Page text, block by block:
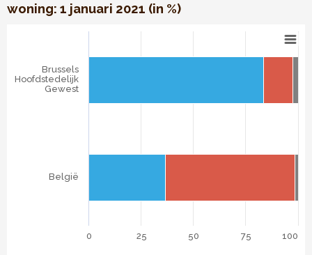
woning: 1 januari 2021 (in %)
Het woningbestand van het Brussels Hoofdstedelijk
Vergelijking tussen het Brussels Hoofdstedelijk Gewest
The chart has 1 X axis displaying categories.
The chart has 1 Y axis displaying . Data ranges from
Brussels
Hoofdstedelijk
Gewest
België
0 100
25 50 75